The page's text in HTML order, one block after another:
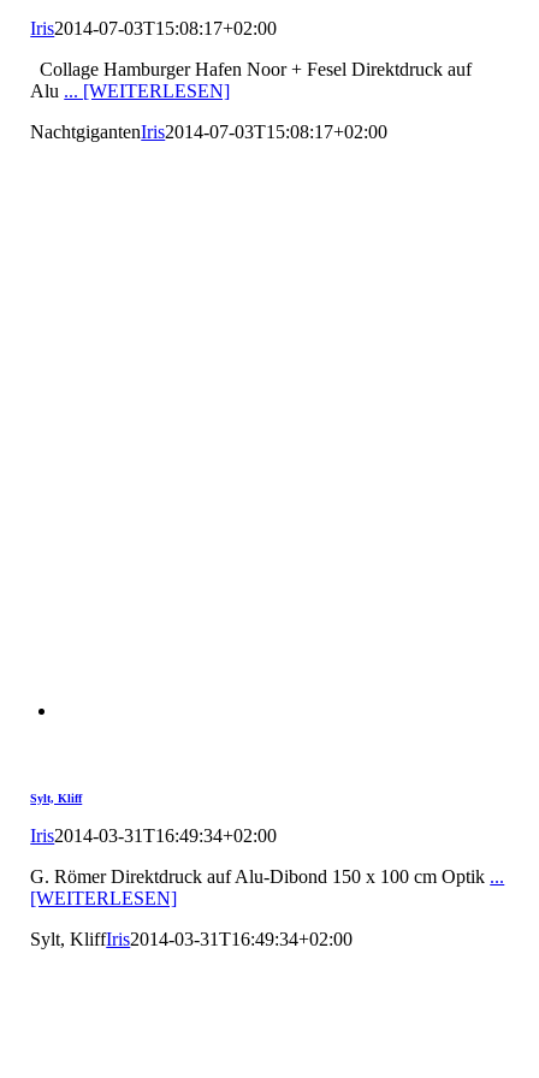
Iris2014-07-03T15:08:17+02:00
Collage Hamburger Hafen Noor + Fesel Direktdruck auf
Alu ... [WEITERLESEN]
NachtgigantenIris2014-07-03T15:08:17+02:00
Sylt, Kliff
Iris2014-03-31T16:49:34+02:00
G. Römer Direktdruck auf Alu-Dibond 150 x 100 cm Optik ...
[WEITERLESEN]
Sylt, KliffIris2014-03-31T16:49:34+02:00